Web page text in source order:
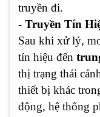
truyền đi.
- Truyền Tín
Sau khi xử lý,
tín hiệu đến
thị trạng thái
thiết bị khác
động, hệ thống